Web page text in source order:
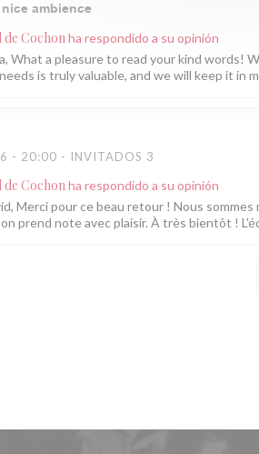
ambience
de Cochonha respondido a su opinión
What a pleasure to read your kind words!
is truly valuable, and we will keep it in
- 20:00 - INVITADOS 3
de Cochonha respondido a su opinión
Merci pour ce beau retour ! Nous
prend note avec plaisir. À très bientôt !